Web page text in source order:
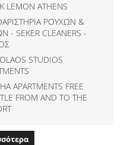
LEMON ATHENS
ΡΟΥΧΩΝ &
- SEKER CLEANERS -
STUDIOS
APARTMENTS FREE
FROM AND TO THE